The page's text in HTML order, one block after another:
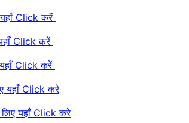
Click करें
Click करें
Click करें
यहाँ Click करे
यहाँ Click करे